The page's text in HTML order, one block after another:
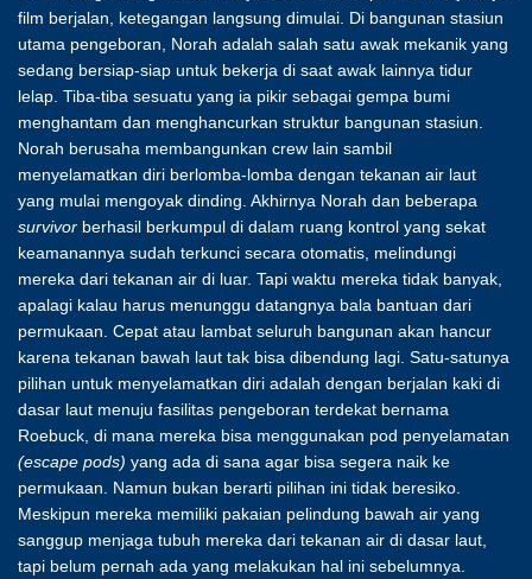
film berjalan, ketegangan langsung dimulai. Di bangunan stasiun
utama pengeboran, Norah adalah salah satu awak mekanik yang
sedang bersiap-siap untuk bekerja di saat awak lainnya tidur
lelap. Tiba-tiba sesuatu yang ia pikir sebagai gempa bumi
menghantam dan menghancurkan struktur bangunan stasiun.
Norah berusaha membangunkan crew lain sambil
menyelamatkan diri berlomba-lomba dengan tekanan air laut
yang mulai mengoyak dinding. Akhirnya Norah dan beberapa
survivor berhasil berkumpul di dalam ruang kontrol yang sekat
keamanannya sudah terkunci secara otomatis, melindungi
mereka dari tekanan air di luar. Tapi waktu mereka tidak banyak,
apalagi kalau harus menunggu datangnya bala bantuan dari
permukaan. Cepat atau lambat seluruh bangunan akan hancur
karena tekanan bawah laut tak bisa dibendung lagi. Satu-satunya
pilihan untuk menyelamatkan diri adalah dengan berjalan kaki di
dasar laut menuju fasilitas pengeboran terdekat bernama
Roebuck, di mana mereka bisa menggunakan pod penyelamatan
(escape pods) yang ada di sana agar bisa segera naik ke
permukaan. Namun bukan berarti pilihan ini tidak beresiko.
Meskipun mereka memiliki pakaian pelindung bawah air yang
sanggup menjaga tubuh mereka dari tekanan air di dasar laut,
tapi belum pernah ada yang melakukan hal ini sebelumnya.